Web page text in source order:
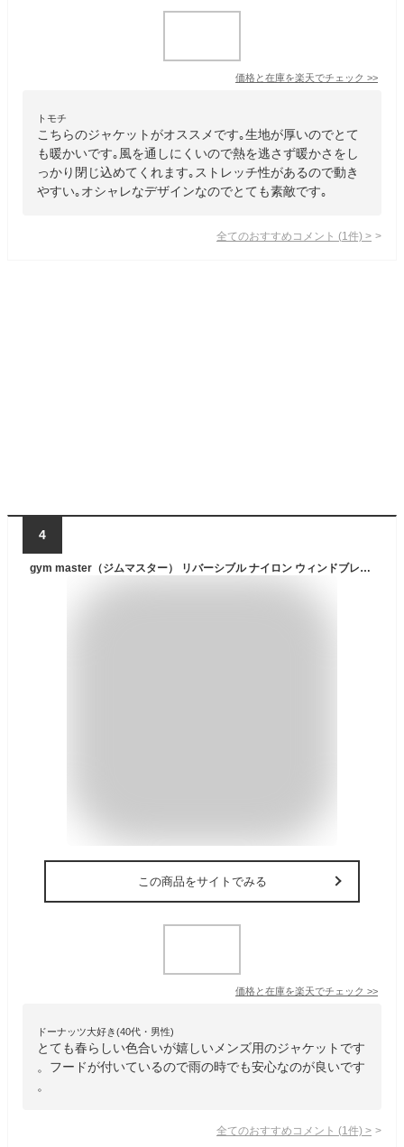
価格と在庫を楽天でチェック >>
トモチ
こちらのジャケットがオススメです｡生地が厚いのでとて
も暖かいです｡風を通しにくいので熱を逃さず暖かさをし
っかり閉じ込めてくれます｡ストレッチ性があるので動き
やすい｡オシャレなデザインなのでとても素敵です｡
全てのおすすめコメント (1 件) >
4
gym master（ジムマスター） リバーシブル ナイロン ウィンドブレイク フード ジャケット アウター メンズ レディース ユニセックス マンパ マウンテンパーカー フーディ ライトアウター アウトドア キャンプ ソロキャンプ 登山 アメカジ ストリート 自転車 釣り 【G518667】
この商品をサイトでみる
価格と在庫を楽天でチェック >>
ドーナッツ大好き(40代・男性)
とても春らしい色合いが嬉しいメンズ用のジャケットです
。フードが付いているので雨の時でも安心なのが良いです
。
全てのおすすめコメント (1 件) >